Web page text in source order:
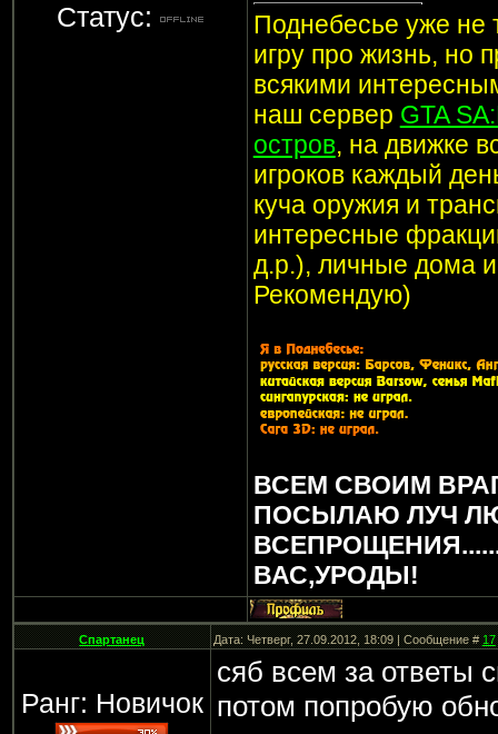
Статус:
Поднебесье уже не
игру про жизнь, но
всякими
наш сервер GTA
остров, на движке
игроков каждый
куча оружия и
интересные
д.р.), личные дома
Рекомендую)
ВСЕМ СВОИМ
ПОСЫЛАЮ ЛУЧ
ВАС,УРОДЫ!
Спартанец Дата: Четверг, 27.09.2012, 18:09 | Сообщение #17
Ранг: Новичок
сяб всем за ответы
потом попробую